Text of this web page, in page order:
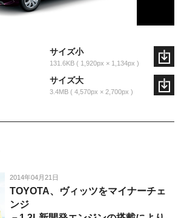
サイズ小
131.6KB 1,920px × 1,134px
サイズ大
3.4MB 4,570px × 2,700px
2014年04月21日
TOYOTA、ヴィッツをマイナーチェ
ンジ